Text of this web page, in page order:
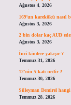
Ağustos 4, 2026
169’un karekökü nasıl
Ağustos 3, 2026
2 bin dolar kaç AUD
Ağustos 3, 2026
İnci kimlere yakışır ?
Temmuz 31, 2026
12’nin 5 katı nedir ?
Temmuz 30, 2026
Süleyman Demirel
Temmuz 28, 2026